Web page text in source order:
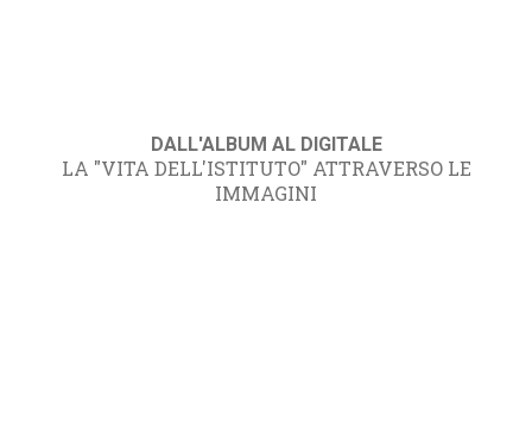
DALL'ALBUM AL DIGITALE
LA "VITA DELL'ISTITUTO" ATTRAVERSO LE
IMMAGINI